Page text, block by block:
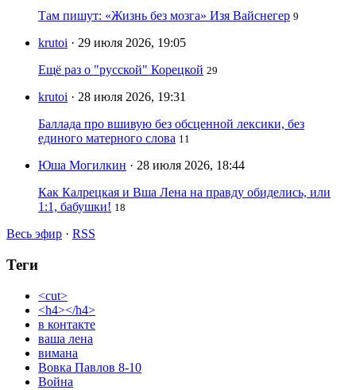
Там пишут: «Жизнь без мозга» Изя Вайснегер 9
krutoi · 29 июля 2026, 19:05
Ещё раз о "русской" Корецкой 29
krutoi · 28 июля 2026, 19:31
Баллада про вшивую без обсценной лексики, без
единого матерного слова 11
Юша Могилкин · 28 июля 2026, 18:44
Как Калрецкая и Вша Лена на правду обиделись, или
1:1, бабушки! 18
Весь эфир · RSS
Теги
<cut>
<h4></h4>
в контакте
ваша лена
вимана
Вовка Павлов 8-10
Война